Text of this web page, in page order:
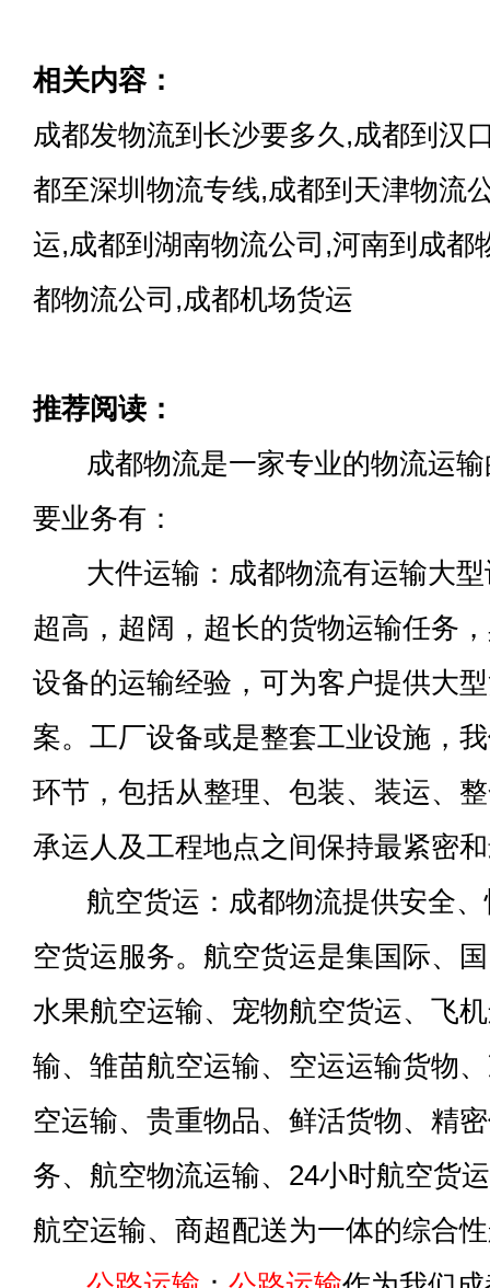
相关内容：
成都发物流到长沙要多久,成都到汉
都至深圳物流专线,成都到天津物流
运,成都到湖南物流公司,河南到成都
都物流公司,成都机场货运
推荐阅读：
成都物流是一家专业的物流运输
要业务有：
大件运输：成都物流有运输大型
超高，超阔，超长的货物运输任务
设备的运输经验，可为客户提供大
案。工厂设备或是整套工业设施，
环节，包括从整理、包装、装运、
承运人及工程地点之间保持最紧密
航空货运：成都物流提供安全、
空货运服务。航空货运是集国际、
水果航空运输、宠物航空货运、飞
输、雏苗航空运输、空运运输货物
空运输、贵重物品、鲜活货物、精
务、航空物流运输、24小时航空货
航空运输、商超配送为一体的综合